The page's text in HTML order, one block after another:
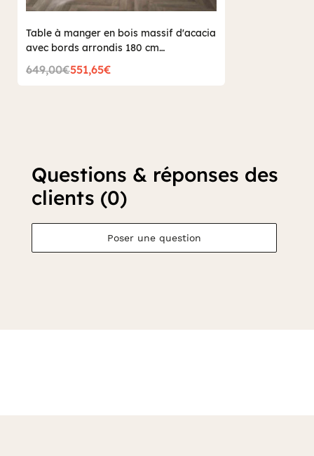
Table à manger en bois massif d'acacia
avec bords arrondis 180 cm
MELBOURNE
649,00€551,65€
Questions & réponses des
clients (0)
Poser une question